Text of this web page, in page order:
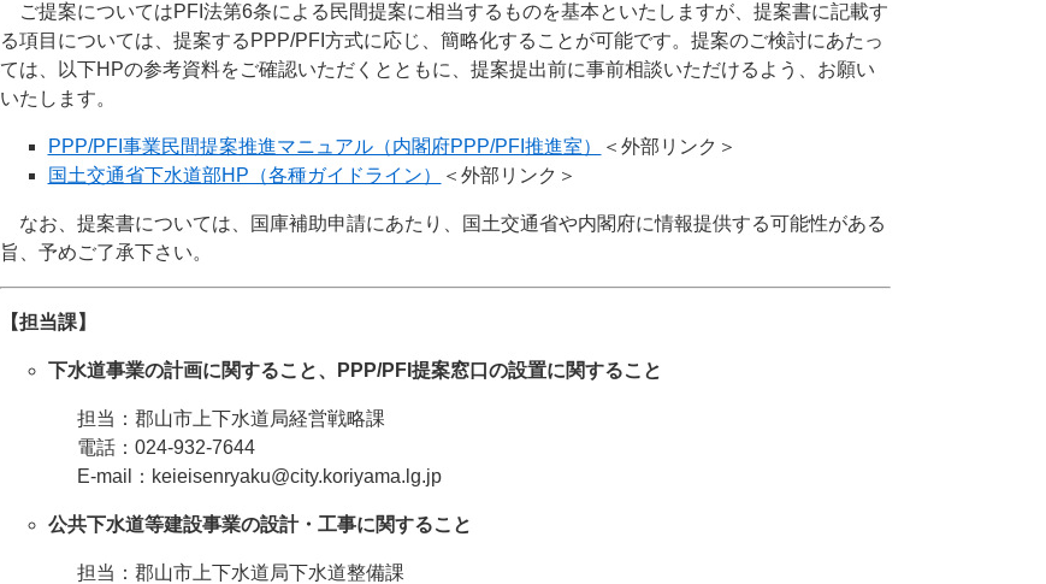
ご提案についてはPFI法第6条による民間提案に相当するものを基本といたしますが、提案書に記載す
る項目については、提案するPPP/PFI方式に応じ、簡略化することが可能です。提案のご検討にあたっ
ては、以下HPの参考資料をご確認いただくとともに、提案提出前に事前相談いただけるよう、お願い
いたします。
PPP/PFI事業民間提案推進マニュアル（内閣府PPP/PFI推進室）
＜外部リンク＞
国土交通省下水道部HP（各種ガイドライン）
＜外部リンク＞
なお、提案書については、国庫補助申請にあたり、国土交通省や内閣府に情報提供する可能性がある
旨、予めご了承下さい。
【担当課】
下水道事業の計​画に関すること、PPP/PFI提案窓口の設置に関すること
担当：郡山市上下水道局経営戦略課
電話：024-932-7644
E-mail：keieisenryaku@city.koriyama.lg.jp
公共下水道等建設事業の設計・工事に関すること
担当：郡山市上下水道局下水道整備課